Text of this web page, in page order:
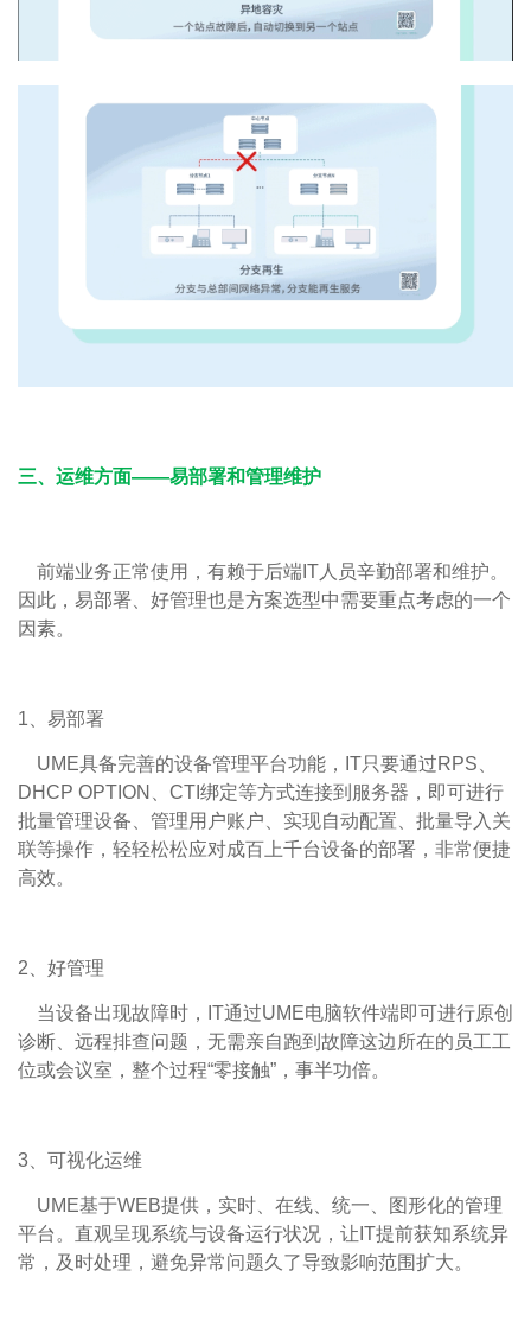
三、运维方面——易部署和管理维护
前端业务正常使用，有赖于后端IT人员辛勤部署和维护。
因此，易部署、好管理也是方案选型中需要重点考虑的一个
因素。
1、易部署
UME具备完善的设备管理平台功能，IT只要通过RPS、
DHCP OPTION、CTI绑定等方式连接到服务器，即可进行
批量管理设备、管理用户账户、实现自动配置、批量导入关
联等操作，轻轻松松应对成百上千台设备的部署，非常便捷
高效。
2、好管理
当设备出现故障时，IT通过UME电脑软件端即可进行原创
诊断、远程排查问题，无需亲自跑到故障这边所在的员工工
位或会议室，整个过程“零接触”，事半功倍。
3、可视化运维
UME基于WEB提供，实时、在线、统一、图形化的管理
平台。直观呈现系统与设备运行状况，让IT提前获知系统异
常，及时处理，避免异常问题久了导致影响范围扩大。